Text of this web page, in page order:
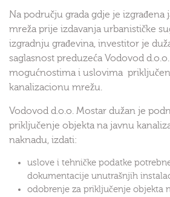
Na području grada gdje je izgrađena
mreža prije izdavanja urbanističke
izgradnju građevina, investitor je
saglasnost preduzeća Vodovod
mogućnostima i uslovima
kanalizacionu mrežu.
Vodovod d.o.o. Mostar dužan je
priključenje objekta na javnu
naknadu, izdati:
uslove i tehničke podatke
dokumentacije unutrašnjih
odobrenje za priključenje objekta